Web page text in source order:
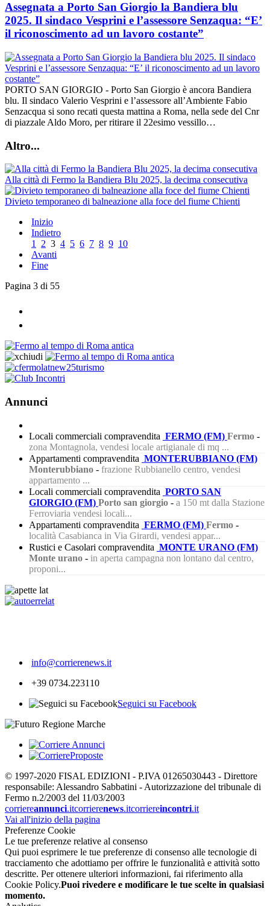
Assegnata a Porto San Giorgio la Bandiera blu
2025. Il sindaco Vesprini e l’assessore Senzaqua: “E’
il riconoscimento ad un lavoro costante”
PORTO SAN GIORGIO - Porto San Giorgio è ancora Bandiera
blu. Il sindaco Valerio Vesprini e l’assessore all’Ambiente Fabio
Senzacqua si sono recati questa mattina a Roma, nella sede del Cnr
di piazzale Aldo Moro, per ritirare il 22esimo vessillo…
Altro...
Alla città di Fermo la Bandiera Blu 2025, la decima consecutiva
Divieto temporaneo di balneazione alla foce del fiume Chienti
Inizio
Indietro
1
2 3 4 5 6 7 8 9 10
Avanti
Fine
Pagina 3 di 55
Annunci
Locali commerciali compravendita FERMO (FM) Fermo -
zona Montagnola, vendesi locale artigianale di mq ...
Appartamenti compravendita MONTERUBBIANO (FM)
Monterubbiano - frazione Rubbianello centro, vendesi
appartamento ...
Locali commerciali compravendita PORTO SAN
GIORGIO (FM) Porto san giorgio - a 150 mt dalla Stazione
Ferroviaria vendesi locali...
Appartamenti compravendita FERMO (FM) Fermo -
località Casabianca in Via Girardi, vendesi appar...
Rustici e Casolari compravendita MONTE URANO (FM)
Monte urano - in aperta campagna non lontano dal centro,
proponi...
info@corrierenews.it
+39 0734.223110
Seguici su Facebook
© 1997-2020 FISAL EDIZIONI - P.IVA 01265030443 - Direttore
responsabile: Alessandro Sabbatini - Autorizzazione del tribunale di
Fermo n.2/2003 del 11/03/2003
corriereannunci.itcorrierenews.itcorriereincontri.it
Vai all'inizio della pagina
Preferenze Cookie
Le tue preferenze relative al consenso
Qui puoi esprimere le tue preferenze di consenso alle tecnologie di
tracciamento che adottiamo per offrire le funzionalità e attività sotto
descritte. Per ottenere ulteriori informazioni, fai riferimento alla
Cookie Policy.Puoi rivedere e modificare le tue scelte in qualsiasi
momento.